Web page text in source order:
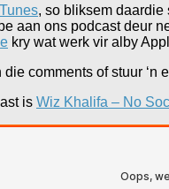
, so bliksem daardie
aan ons podcast deur
kry wat werk vir alby
comments of stuur
is Wiz Khalifa – No